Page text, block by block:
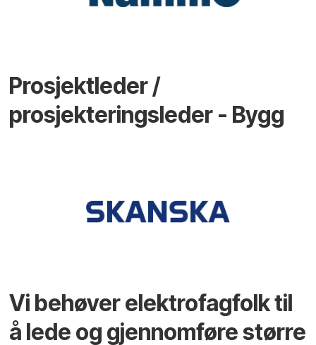
Prosjektleder /
prosjekteringsleder - Bygg
Vi behøver elektrofagfolk til
å lede og gjennomføre større